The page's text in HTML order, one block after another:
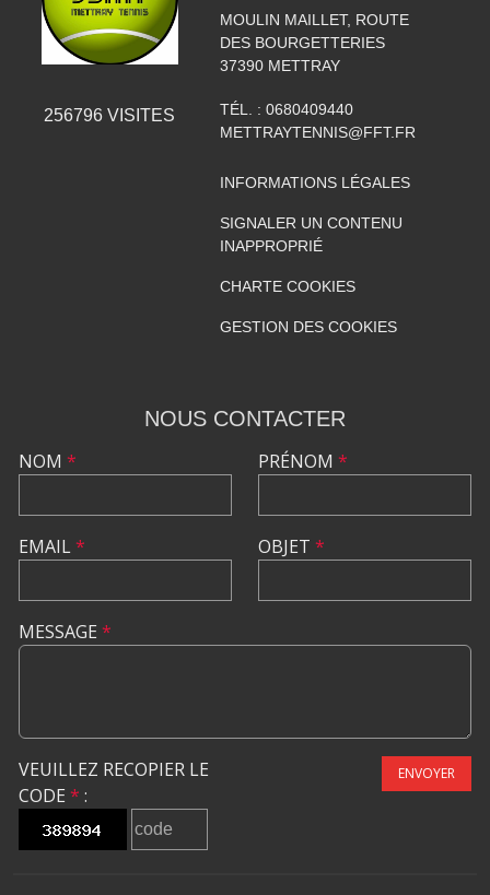
256796 VISITES
MOULIN MAILLET, ROUTE
DES BOURGETTERIES
37390 METTRAY
TÉL. : 0680409440
METTRAYTENNIS@FFT.FR
INFORMATIONS LÉGALES
SIGNALER UN CONTENU
INAPPROPRIÉ
CHARTE COOKIES
GESTION DES COOKIES
NOUS CONTACTER
NOM *
EMAIL*
PRÉNOM *
OBJET *
MESSAGE *
VEUILLEZ RECOPIER LE
CODE * :
ENVOYER